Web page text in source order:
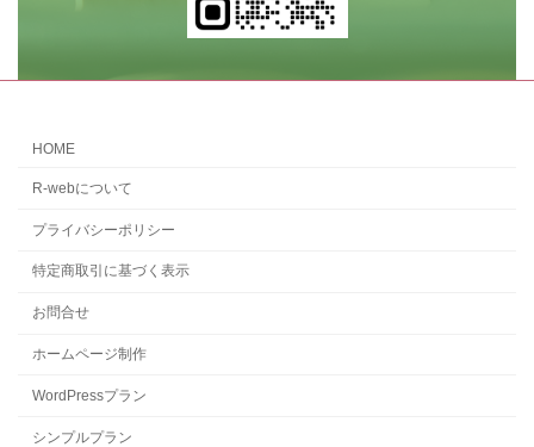
HOME
R-webについて
プライバシーポリシー
特定商取引に基づく表示
お問合せ
ホームページ制作
WordPressプラン
シンプルプラン